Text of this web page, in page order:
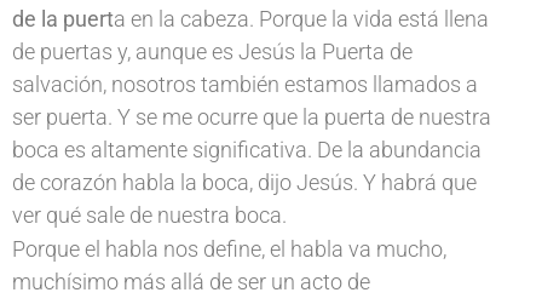
de la puerta en la cabeza. Porque la vida está llena
de puertas y, aunque es Jesús la Puerta de
salvación, nosotros también estamos llamados a
ser puerta. Y se me ocurre que la puerta de nuestra
boca es altamente significativa. De la abundancia
de corazón habla la boca, dijo Jesús. Y habrá que
ver qué sale de nuestra boca.
Porque el habla nos define, el habla va mucho,
muchísimo más allá de ser un acto de